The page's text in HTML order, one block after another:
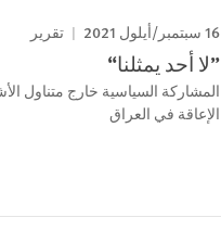
16 سبتمبر/أيلول 2021 تقرير
”لا أحد يمثلنا“
المشاركة السياسية خارج متناول
الإعاقة في العراق